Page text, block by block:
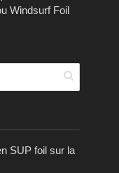
Windsurf Foil
SUP foil sur la